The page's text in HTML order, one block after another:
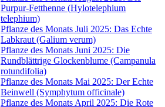
Purpur-Fetthenne (Hylotelephium
telephium)
Pflanze des Monats Juli 2025: Das Echte
Labkraut (Galium verum)
Pflanze des Monats Juni 2025: Die
Rundblättrige Glockenblume (Campanula
rotundifolia)
Pflanze des Monats Mai 2025: Der Echte
Beinwell (Symphytum officinale)
Pflanze des Monats April 2025: Die Rote